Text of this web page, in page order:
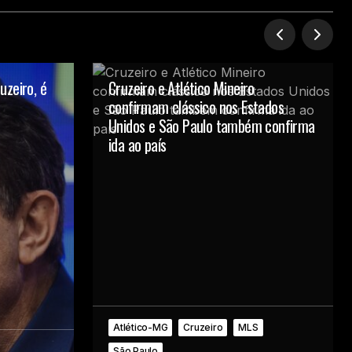
é
Cruzeiro e Atlético Mineiro
confirmam clássico nos Estados
Unidos e São Paulo também confirma
ida ao país
Atlético-MG Cruzeiro
MLS